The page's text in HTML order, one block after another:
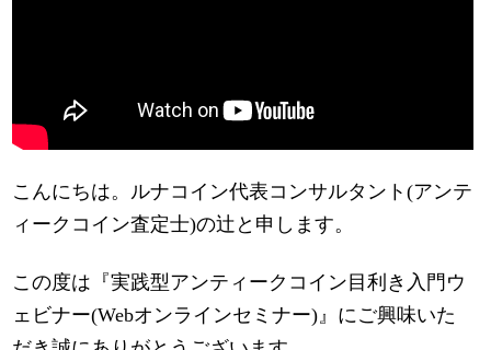
こんにちは。ルナコイン代表コンサルタント(アンテ
ィークコイン査定士)の辻と申します。
この度は『実践型アンティークコイン目利き入門ウ
ェビナー(Webオンラインセミナー)』にご興味いた